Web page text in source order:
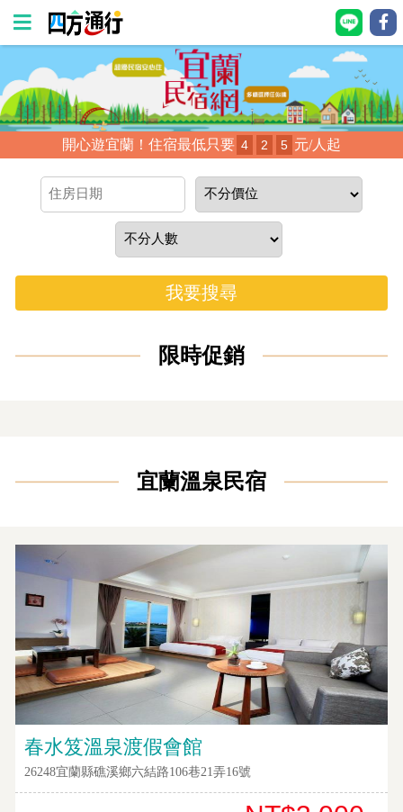
四
方
通
特
民
宿
全
球
租
車
開心遊宜蘭！住宿最低只要 4 2 5 元/人起
我要搜尋
限時促銷
宜蘭溫泉民宿
春水笈溫泉渡假會館
26248宜蘭縣礁溪鄉六結路106巷21弄16號